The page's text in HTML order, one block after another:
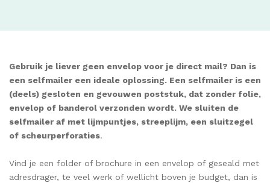
Gebruik je liever geen envelop voor je direct mail? Dan is
een selfmailer een ideale oplossing. Een selfmailer is een
(deels) gesloten en gevouwen poststuk, dat zonder folie,
envelop of banderol verzonden wordt. We sluiten de
selfmailer af met lijmpuntjes, streeplijm, een sluitzegel
of scheurperforaties.
Vind je een folder of brochure in een envelop of geseald met
adresdrager, te veel werk of wellicht boven je budget, dan is